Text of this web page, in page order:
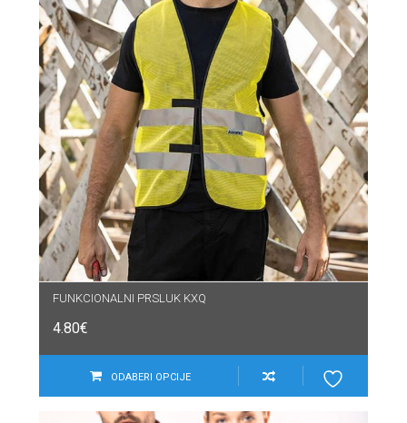
FUNKCIONALNI PRSLUK KXQ
4.80€
ODABERI OPCIJE